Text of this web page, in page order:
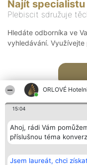
ORLOVÉ
15:04
Ahoj, rádi Vám
příslušnou téma
Jsem laureát, chci
Najít specialistu
Plebiscit sdružuje
Hledáte odborníka ve
vyhledávání.
Bright Side Solutions sp. z o.
o. sp. k.